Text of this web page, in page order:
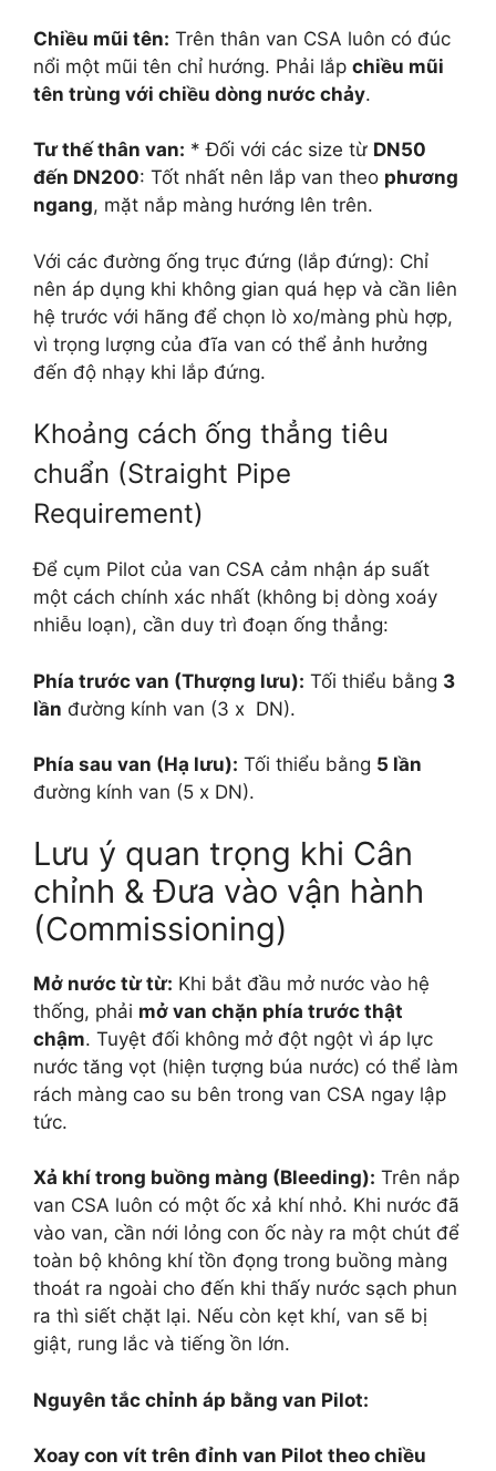
Chiều mũi tên: Trên thân van CSA luôn có đúc
nổi một mũi tên chỉ hướng. Phải lắp chiều mũi
tên trùng với chiều dòng nước chảy.
Tư thế thân van: * Đối với các size từ DN50
đến DN200: Tốt nhất nên lắp van theo phương
ngang, mặt nắp màng hướng lên trên.
Với các đường ống trục đứng (lắp đứng): Chỉ
nên áp dụng khi không gian quá hẹp và cần liên
hệ trước với hãng để chọn lò xo/màng phù hợp,
vì trọng lượng của đĩa van có thể ảnh hưởng
đến độ nhạy khi lắp đứng.
Khoảng cách ống thẳng tiêu
chuẩn (Straight Pipe
Requirement)
Để cụm Pilot của van CSA cảm nhận áp suất
một cách chính xác nhất (không bị dòng xoáy
nhiễu loạn), cần duy trì đoạn ống thẳng:
Phía trước van (Thượng lưu): Tối thiểu bằng 3
lần đường kính van (3 x DN).
Phía sau van (Hạ lưu): Tối thiểu bằng 5 lần
đường kính van (5 x DN).
Lưu ý quan trọng khi Cân
chỉnh & Đưa vào vận hành
(Commissioning)
Mở nước từ từ: Khi bắt đầu mở nước vào hệ
thống, phải mở van chặn phía trước thật
chậm. Tuyệt đối không mở đột ngột vì áp lực
nước tăng vọt (hiện tượng búa nước) có thể làm
rách màng cao su bên trong van CSA ngay lập
tức.
Xả khí trong buồng màng (Bleeding): Trên nắp
van CSA luôn có một ốc xả khí nhỏ. Khi nước đã
vào van, cần nới lỏng con ốc này ra một chút để
toàn bộ không khí tồn đọng trong buồng màng
thoát ra ngoài cho đến khi thấy nước sạch phun
ra thì siết chặt lại. Nếu còn kẹt khí, van sẽ bị
giật, rung lắc và tiếng ồn lớn.
Nguyên tắc chỉnh áp bằng van Pilot:
Xoay con vít trên đỉnh van Pilot theo chiều